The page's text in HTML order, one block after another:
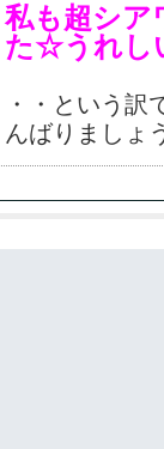
私も超シア
た☆うれし
・・という訳
んばりましょ